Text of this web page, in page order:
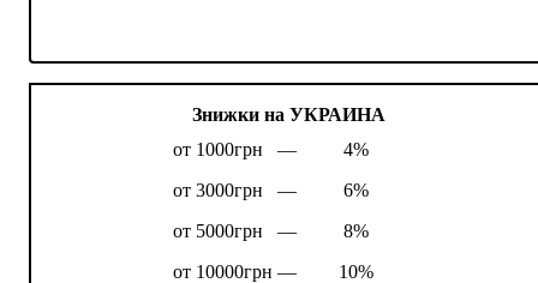
Знижки на УКРАИНА
от 1000грн —
4%
от 3000грн —
6%
от 5000грн —
8%
от 10000грн —
10%